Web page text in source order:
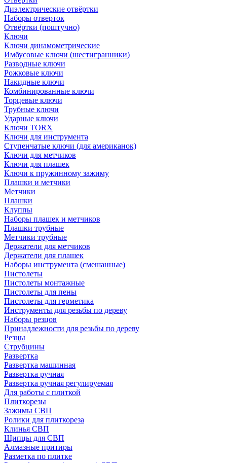
Диэлектрические отвёртки
Наборы отверток
Отвёртки (поштучно)
Ключи
Ключи динамометрические
Имбусовые ключи (шестигранники)
Разводные ключи
Рожковые ключи
Накидные ключи
Комбинированные ключи
Торцевые ключи
Трубные ключи
Ударные ключи
Ключи TORX
Ключи для инструмента
Ступенчатые ключи (для американок)
Ключи для метчиков
Ключи для плашек
Ключи к пружинному зажиму
Плашки и метчики
Метчики
Плашки
Клуппы
Наборы плашек и метчиков
Плашки трубные
Метчики трубные
Держатели для метчиков
Держатели для плашек
Наборы инструмента (смешанные)
Пистолеты
Пистолеты монтажные
Пистолеты для пены
Пистолеты для герметика
Инструменты для резьбы по дереву
Наборы резцов
Принадлежности для резьбы по дереву
Резцы
Струбцины
Развертка
Развертка машинная
Развертка ручная
Развертка ручная регулируемая
Для работы с плиткой
Плиткорезы
Зажимы СВП
Ролики для плиткореза
Клинья СВП
Щипцы для СВП
Алмазные притиры
Разметка по плитке